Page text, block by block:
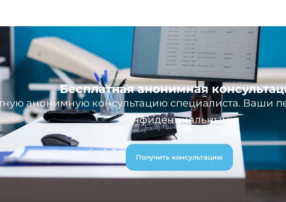
Бесплатная анонимная
анонимную консультацию специалиста. Ваши
конфиденциальными.
Получить консультацию